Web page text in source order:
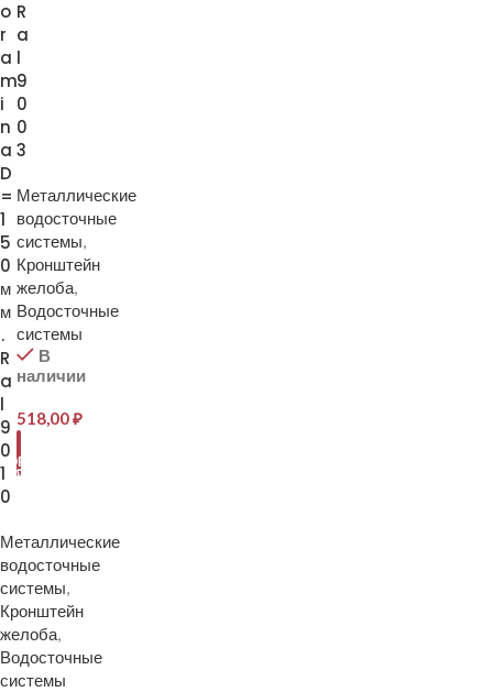
o
r
a
m
i
n
a
D
=
1
5
0
м
м
.
R
a
l
9
0
1
0
Металлические
водосточные
системы,
Кронштейн
желоба,
Водосточные
системы
R
a
l
9
0
0
3
Металлические
водосточные
системы,
Кронштейн
желоба,
Водосточные
системы
В
наличии
518,00₽
КОРЗИНУ